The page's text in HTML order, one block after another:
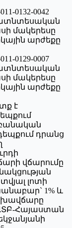
0132-0042
մակերեսը
արժեքը
0129-0007
մակերեսը
արժեքը
է
դրանց
վճարումը
լոտի
1% և
Հայաստան